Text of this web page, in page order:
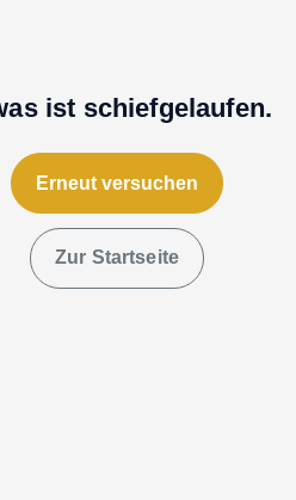
ist schiefgelaufen.
Erneut versuchen
Zur Startseite